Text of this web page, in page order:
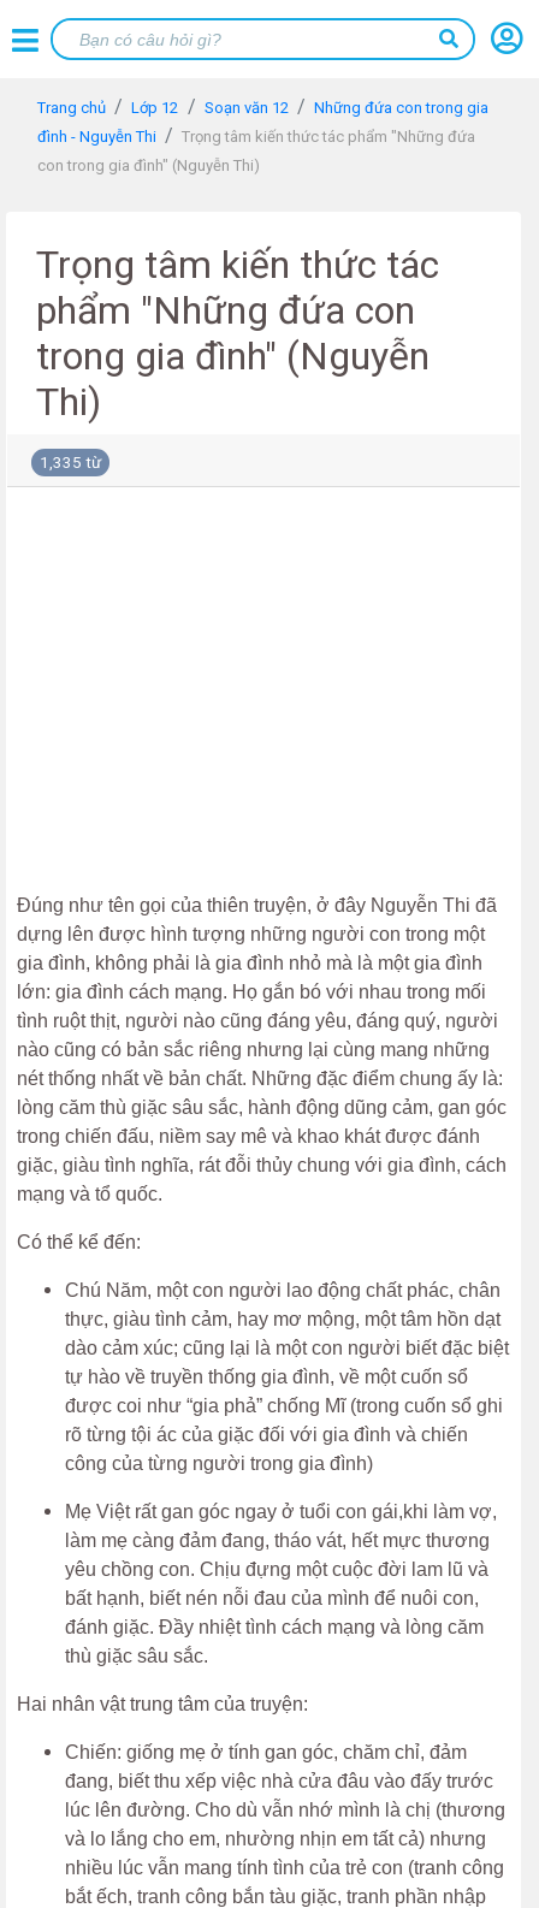
Trang chủ Lớp 12 Soạn văn 12
Những đứa con trong gia
đình - Nguyễn Thi
Trọng tâm kiến thức tác phẩm "Những đứa
con trong gia đình" (Nguyễn Thi)
Trọng tâm kiến thức tác
phẩm "Những đứa con
trong gia đình" (Nguyễn
Thi)
1,335 từ
Đúng như tên gọi của thiên truyện, ở đây Nguyễn Thi đã
dựng lên được hình tượng những người con trong một
gia đình, không phải là gia đình nhỏ mà là một gia đình
lớn: gia đình cách mạng. Họ gắn bó với nhau trong mối
tình ruột thịt, người nào cũng đáng yêu, đáng quý, người
nào cũng có bản sắc riêng nhưng lại cùng mang những
nét thống nhất về bản chất. Những đặc điểm chung ấy là:
lòng căm thù giặc sâu sắc, hành động dũng cảm, gan góc
trong chiến đấu, niềm say mê và khao khát được đánh
giặc, giàu tình nghĩa, rát đỗi thủy chung với gia đình, cách
mạng và tổ quốc.
Có thể kể đến:
Chú Năm, một con người lao động chất phác, chân
thực, giàu tình cảm, hay mơ mộng, một tâm hồn dạt
dào cảm xúc; cũng lại là một con người biết đặc biệt
tự hào về truyền thống gia đình, về một cuốn sổ
được coi như “gia phả” chống Mĩ (trong cuốn sổ ghi
rõ từng tội ác của giặc đối với gia đình và chiến
công của từng người trong gia đình)
Mẹ Việt rất gan góc ngay ở tuổi con gái,khi làm vợ,
làm mẹ càng đảm đang, tháo vát, hết mực thương
yêu chồng con. Chịu đựng một cuộc đời lam lũ và
bất hạnh, biết nén nỗi đau của mình để nuôi con,
đánh giặc. Đầy nhiệt tình cách mạng và lòng căm
thù giặc sâu sắc.
Hai nhân vật trung tâm của truyện:
Chiến: giống mẹ ở tính gan góc, chăm chỉ, đảm
đang, biết thu xếp việc nhà cửa đâu vào đấy trước
lúc lên đường. Cho dù vẫn nhớ mình là chị (thương
và lo lắng cho em, nhường nhịn em tất cả) nhưng
nhiều lúc vẫn mang tính tình của trẻ con (tranh công
bắt ếch, tranh công bắn tàu giặc, tranh phần nhập